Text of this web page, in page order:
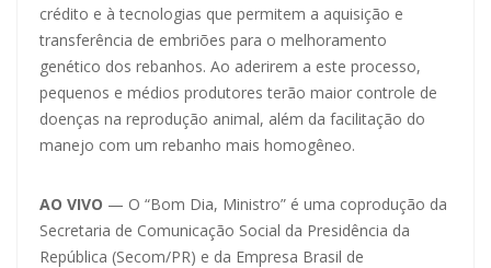
crédito e à tecnologias que permitem a aquisição e
transferência de embriões para o melhoramento
genético dos rebanhos. Ao aderirem a este processo,
pequenos e médios produtores terão maior controle de
doenças na reprodução animal, além da facilitação do
manejo com um rebanho mais homogêneo.
AO VIVO — O “Bom Dia, Ministro” é uma coprodução da
Secretaria de Comunicação Social da Presidência da
República (Secom/PR) e da Empresa Brasil de